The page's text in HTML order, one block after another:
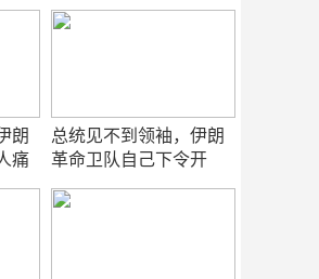
朗
痛
总统见不到领袖，伊朗
革命卫队自己下令开